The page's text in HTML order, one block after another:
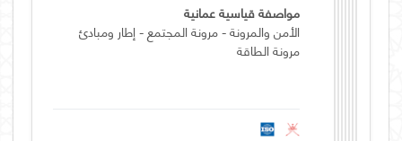
مواصفة قياسية عمانية
الأمن والمرونة - مرونة المجتمع - إطار ومبادئ
مرونة الطاقة